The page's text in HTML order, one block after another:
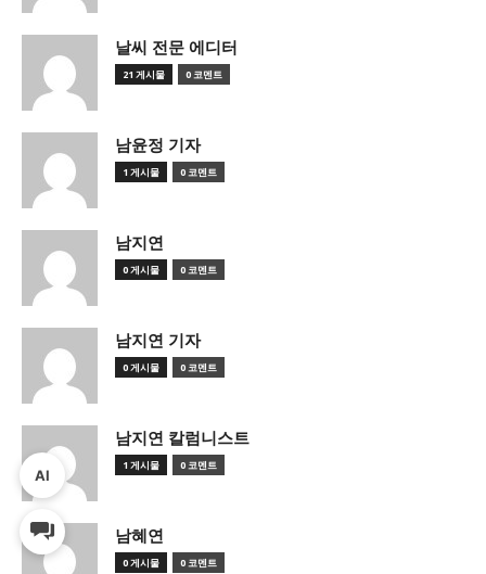
날씨 전문 에디터
21 게시물 0 코멘트
남윤정 기자
1 게시물 0 코멘트
남지연
0 게시물 0 코멘트
남지연 기자
0 게시물 0 코멘트
남지연 칼럼니스트
1 게시물 0 코멘트
남혜연
0 게시물 0 코멘트
AI